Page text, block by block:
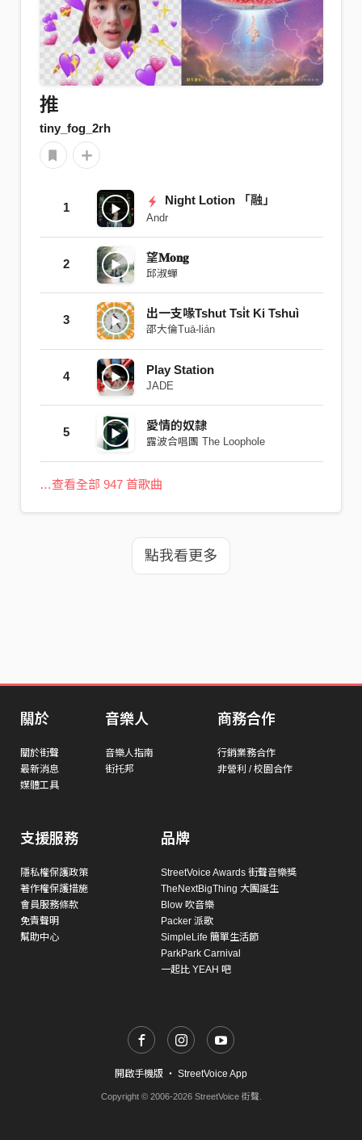
推
tiny_fog_2rh
1
Night Lotion 「融」
Andr
2 望𝐌𝐨𝐧𝐠
邱淑蟬
3 出一支喙Tshut Tsi̍t Ki Tshuì
邵大倫Tuā-lián
4 Play Station
JADE
5 愛情的奴隸
露波合唱團 The Loophole
…查看全部 947 首歌曲
點我看更多
關於
關於街聲
最新消息
媒體工具
音樂人
音樂人指南
街托邦
商務合作
行銷業務合作
非營利 / 校園合作
支援服務
隱私權保護政策
著作權保護措施
會員服務條款
免責聲明
幫助中心
品牌
StreetVoice Awards 街聲音樂獎
TheNextBigThing 大團誕生
Blow 吹音樂
Packer 派歌
SimpleLife 簡單生活節
ParkPark Carnival
一起比 YEAH 吧
開啟手機版 ・ StreetVoice App
Copyright © 2006-2026 StreetVoice 街聲.